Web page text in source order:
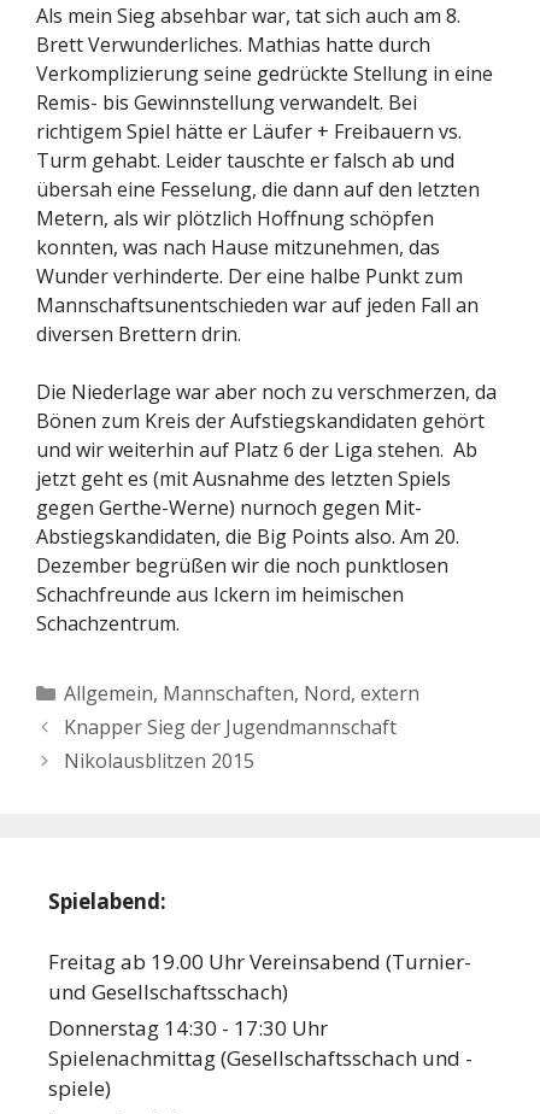
Als mein Sieg absehbar war, tat sich auch am 8.
Brett Verwunderliches. Mathias hatte durch
Verkomplizierung seine gedrückte Stellung in eine
Remis- bis Gewinnstellung verwandelt. Bei
richtigem Spiel hätte er Läufer + Freibauern vs.
Turm gehabt. Leider tauschte er falsch ab und
übersah eine Fesselung, die dann auf den letzten
Metern, als wir plötzlich Hoffnung schöpfen
konnten, was nach Hause mitzunehmen, das
Wunder verhinderte. Der eine halbe Punkt zum
Mannschaftsunentschieden war auf jeden Fall an
diversen Brettern drin.
Die Niederlage war aber noch zu verschmerzen, da
Bönen zum Kreis der Aufstiegskandidaten gehört
und wir weiterhin auf Platz 6 der Liga stehen. Ab
jetzt geht es (mit Ausnahme des letzten Spiels
gegen Gerthe-Werne) nurnoch gegen Mit-
Abstiegskandidaten, die Big Points also. Am 20.
Dezember begrüßen wir die noch punktlosen
Schachfreunde aus Ickern im heimischen
Schachzentrum.
Kategorien
Allgemein, Mannschaften, Nord, extern
Knapper Sieg der Jugendmannschaft
Nikolausblitzen 2015
Spielabend:
Freitag ab 19.00 Uhr Vereinsabend (Turnier-
und Gesellschaftsschach)
Donnerstag 14:30 - 17:30 Uhr
Spielenachmittag (Gesellschaftsschach und -
spiele)